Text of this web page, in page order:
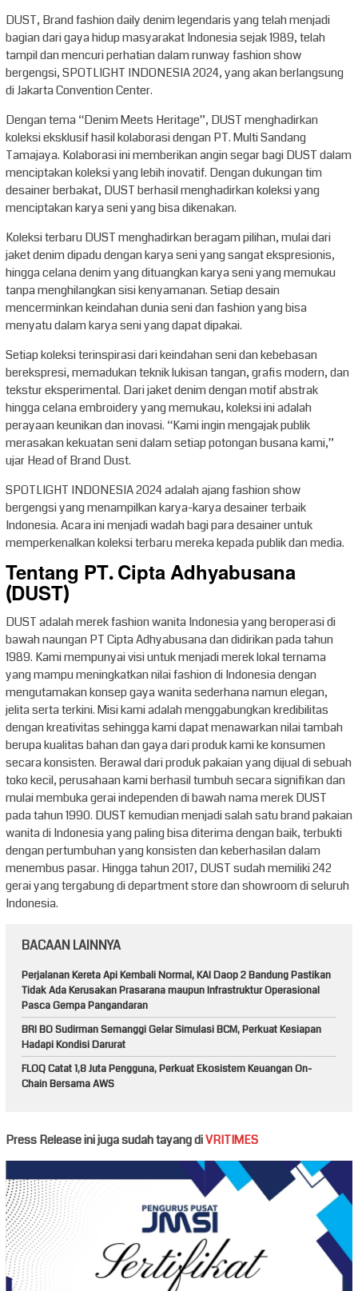
DUST, Brand fashion daily denim legendaris yang telah menjadi
bagian dari gaya hidup masyarakat Indonesia sejak 1989, telah
tampil dan mencuri perhatian dalam runway fashion show
bergengsi, SPOTLIGHT INDONESIA 2024, yang akan berlangsung
di Jakarta Convention Center.
Dengan tema “Denim Meets Heritage”, DUST menghadirkan
koleksi eksklusif hasil kolaborasi dengan PT. Multi Sandang
Tamajaya. Kolaborasi ini memberikan angin segar bagi DUST dalam
menciptakan koleksi yang lebih inovatif. Dengan dukungan tim
desainer berbakat, DUST berhasil menghadirkan koleksi yang
menciptakan karya seni yang bisa dikenakan.
Koleksi terbaru DUST menghadirkan beragam pilihan, mulai dari
jaket denim dipadu dengan karya seni yang sangat ekspresionis,
hingga celana denim yang dituangkan karya seni yang memukau
tanpa menghilangkan sisi kenyamanan. Setiap desain
mencerminkan keindahan dunia seni dan fashion yang bisa
menyatu dalam karya seni yang dapat dipakai.
Setiap koleksi terinspirasi dari keindahan seni dan kebebasan
berekspresi, memadukan teknik lukisan tangan, grafis modern, dan
tekstur eksperimental. Dari jaket denim dengan motif abstrak
hingga celana embroidery yang memukau, koleksi ini adalah
perayaan keunikan dan inovasi. “Kami ingin mengajak publik
merasakan kekuatan seni dalam setiap potongan busana kami,”
ujar Head of Brand Dust.
SPOTLIGHT INDONESIA 2024 adalah ajang fashion show
bergengsi yang menampilkan karya-karya desainer terbaik
Indonesia. Acara ini menjadi wadah bagi para desainer untuk
memperkenalkan koleksi terbaru mereka kepada publik dan media.
Tentang PT. Cipta Adhyabusana
(DUST)
DUST adalah merek fashion wanita Indonesia yang beroperasi di
bawah naungan PT Cipta Adhyabusana dan didirikan pada tahun
1989. Kami mempunyai visi untuk menjadi merek lokal ternama
yang mampu meningkatkan nilai fashion di Indonesia dengan
mengutamakan konsep gaya wanita sederhana namun elegan,
jelita serta terkini. Misi kami adalah menggabungkan kredibilitas
dengan kreativitas sehingga kami dapat menawarkan nilai tambah
berupa kualitas bahan dan gaya dari produk kami ke konsumen
secara konsisten. Berawal dari produk pakaian yang dijual di sebuah
toko kecil, perusahaan kami berhasil tumbuh secara signifikan dan
mulai membuka gerai independen di bawah nama merek DUST
pada tahun 1990. DUST kemudian menjadi salah satu brand pakaian
wanita di Indonesia yang paling bisa diterima dengan baik, terbukti
dengan pertumbuhan yang konsisten dan keberhasilan dalam
menembus pasar. Hingga tahun 2017, DUST sudah memiliki 242
gerai yang tergabung di department store dan showroom di seluruh
Indonesia.
BACAAN LAINNYA
Perjalanan Kereta Api Kembali Normal, KAI Daop 2 Bandung Pastikan
Tidak Ada Kerusakan Prasarana maupun Infrastruktur Operasional
Pasca Gempa Pangandaran
BRI BO Sudirman Semanggi Gelar Simulasi BCM, Perkuat Kesiapan
Hadapi Kondisi Darurat
FLOQ Catat 1,8 Juta Pengguna, Perkuat Ekosistem Keuangan On-
Chain Bersama AWS
Press Release ini juga sudah tayang diVRITIMES